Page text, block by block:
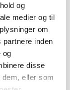
og
medier og til
om
inden
og
disse
eller som